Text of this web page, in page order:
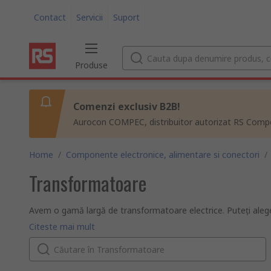
Contact Servicii Suport
Produse
Comenzi exclusiv B2B!
Aurocon COMPEC, distribuitor autorizat RS
Home / Componente electronice, alimentare si conectori /
Transformatoare
Avem o gamă largă de transformatoare electrice. Puteți
siguranță și transformatoare de 110 V. Acestea sunt
Ce este un transformator?
Un transformator este un dispozitiv electric care furnizează
Ce tipuri de transformatoare sunt disponibile?
Noi vă oferim o gamă de tipuri de transformatoare:
Citeste mai mult